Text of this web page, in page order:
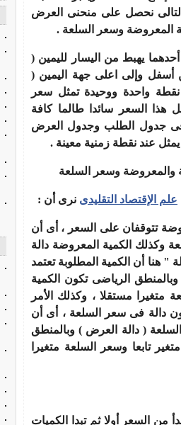
نحصل على منحنى العرض
المعروضة وسعر السلعة .
يهبط من اليسار لليمين (
أسفل وإلى اعلى جهة اليمين (
نقطة واحدة ووحيدة تمثل سعر
هذا السعر سائدا طالما كافة
فى جدول الطلب وجدول العرض
عند نقطة زمنية معينة .
والمعروضة وسعر السلعة
علم الإقتصاد التقليدى نرى أن :
تتوقفان على السعر ، أى أن
وكذلك الكمية المعروضة دالة
هنا أن الكمية المطلوبة تعتمد
الرياضى تكون الكمية
متغيرا مستقلا ، وكذلك الأمر
دالة فى سعر السلعة ، أى أن
( دالة العرض ) وبالمنطق
تابعا وسعر السلعة متغيرا
من السعر أولا ثم تبدا الكميات